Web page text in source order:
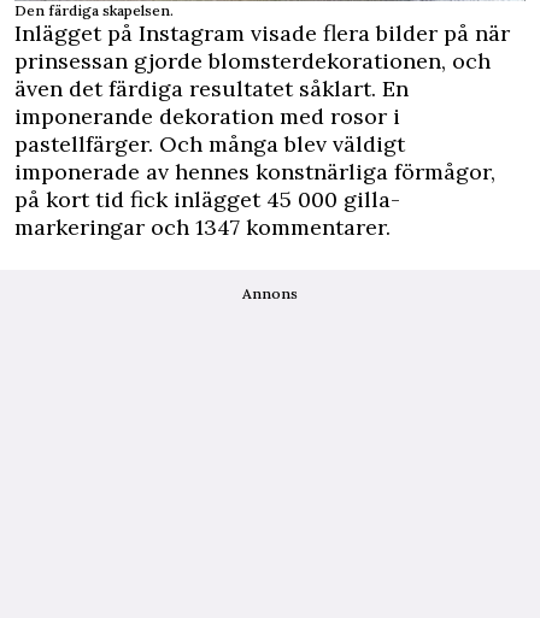
Den färdiga skapelsen.
Inlägget på Instagram visade flera bilder på när
prinsessan gjorde blomsterdekorationen, och
även det färdiga resultatet såklart. En
imponerande dekoration med rosor i
pastellfärger. Och många blev väldigt
imponerade av hennes konstnärliga förmågor,
på kort tid fick inlägget 45 000 gilla-
markeringar och 1347 kommentarer.
Annons